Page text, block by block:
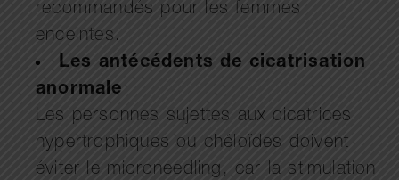
recommandés pour les femmes
enceintes.
Les antécédents de cicatrisation
anormale
Les personnes sujettes aux cicatrices
hypertrophiques ou chéloïdes doivent
éviter le microneedling, car la stimulation